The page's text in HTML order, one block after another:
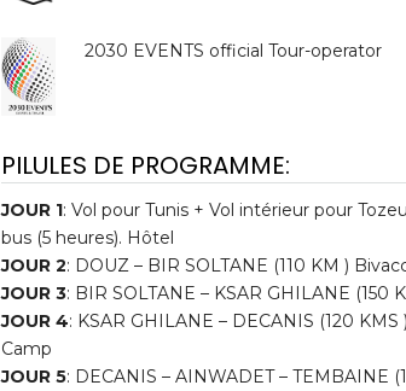
2030 EVENTS official Tour-operator
PILULES DE PROGRAMME:
JOUR 1: Vol pour Tunis + Vol intérieur pour
bus (5 heures). Hôtel
JOUR 2: DOUZ – BIR SOLTANE (110 KM )
JOUR 3: BIR SOLTANE – KSAR GHILANE (150
JOUR 4: KSAR GHILANE – DECANIS (120
Camp
JOUR 5: DECANIS – AINWADET – TEMBAINE